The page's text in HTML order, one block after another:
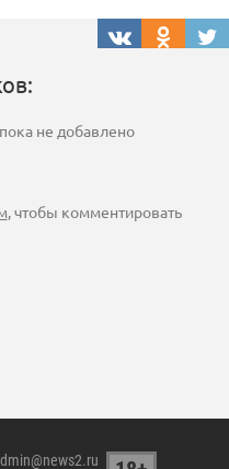
не добавлено
, чтобы комментировать